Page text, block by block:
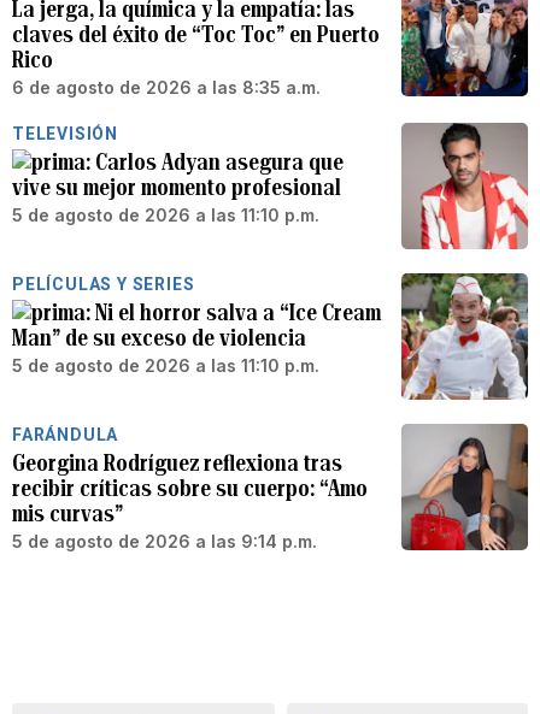
La jerga, la química y la empatía: las
claves del éxito de “Toc Toc” en Puerto
Rico
6 de agosto de 2026 a las 8:35 a.m.
TELEVISIÓN
Carlos Adyan asegura que
vive su mejor momento profesional
5 de agosto de 2026 a las 11:10 p.m.
PELÍCULAS Y SERIES
Ni el horror salva a “Ice Cream
Man” de su exceso de violencia
5 de agosto de 2026 a las 11:10 p.m.
FARÁNDULA
Georgina Rodríguez reflexiona tras
recibir críticas sobre su cuerpo: “Amo
mis curvas”
5 de agosto de 2026 a las 9:14 p.m.